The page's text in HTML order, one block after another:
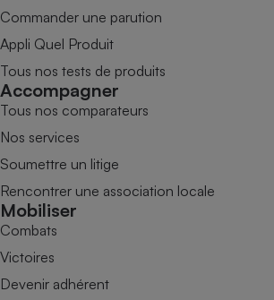
Commander une parution
Appli Quel Produit
Tous nos tests de produits
Accompagner
Tous nos comparateurs
Nos services
Soumettre un litige
Rencontrer une association locale
Mobiliser
Combats
Victoires
Devenir adhérent